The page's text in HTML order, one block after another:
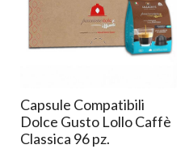
Capsule Compatibili
Dolce Gusto Lollo Caffè
Classica 96 pz.